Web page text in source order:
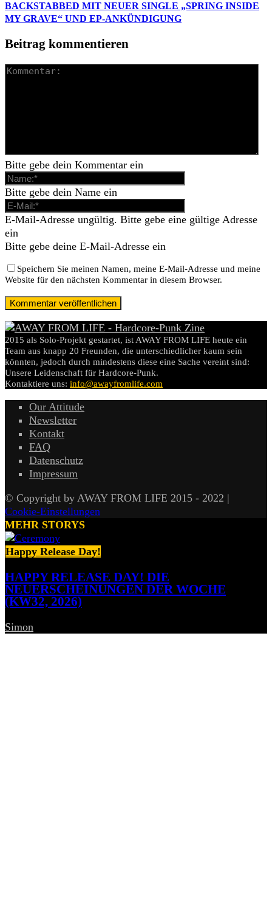
BACKSTABBED MIT NEUER SINGLE „SPRING INSIDE
MY GRAVE“ UND EP-ANKÜNDIGUNG
Beitrag kommentieren
Bitte gebe dein Kommentar ein
Bitte gebe dein Name ein
E-Mail-Adresse ungültig. Bitte gebe eine gültige Adresse
ein
Bitte gebe deine E-Mail-Adresse ein
Speichern Sie meinen Namen, meine E-Mail-Adresse und meine
Website für den nächsten Kommentar in diesem Browser.
2015 als Solo-Projekt gestartet, ist AWAY FROM LIFE heute ein
Team aus knapp 20 Freunden, die unterschiedlicher kaum sein
könnten, jedoch durch mindestens diese eine Sache vereint sind:
Unsere Leidenschaft für Hardcore-Punk.
Kontaktiere uns: info@awayfromlife.com
Our Attitude
Newsletter
Kontakt
FAQ
Datenschutz
Impressum
© Copyright by AWAY FROM LIFE 2015 - 2022 |
Cookie-Einstellungen
MEHR STORYS
Happy Release Day!
HAPPY RELEASE DAY! DIE
NEUERSCHEINUNGEN DER WOCHE
(KW32, 2026)
Simon